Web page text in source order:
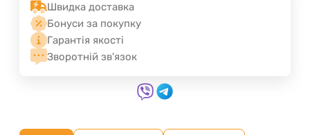
Швидка доставка
Бонуси за покупку
Гарантія якості
Зворотній зв'язок